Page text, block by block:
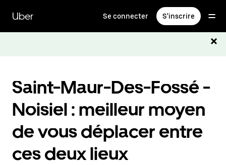
contenu
principal
Uber Se connecter S'inscrire
Saint-Maur-Des-Fossé -
Noisiel : meilleur moyen
de vous déplacer entre
ces deux lieux